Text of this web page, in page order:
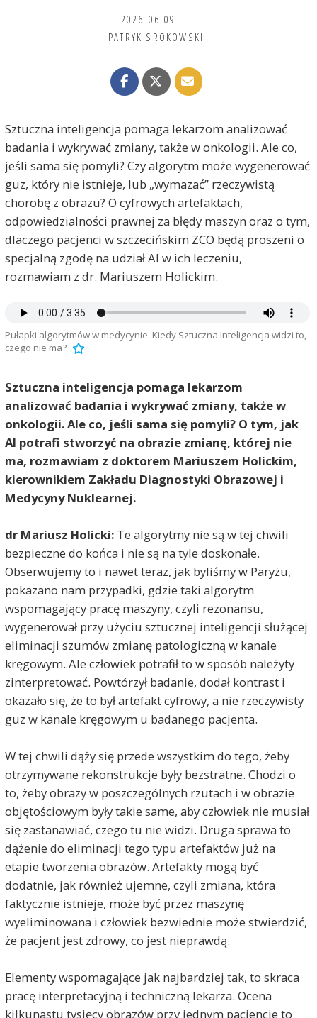
2026-06-09
PATRYK SROKOWSKI
Sztuczna inteligencja pomaga lekarzom analizować
badania i wykrywać zmiany, także w onkologii. Ale co,
jeśli sama się pomyli? Czy algorytm może wygenerować
guz, który nie istnieje, lub „wymazać” rzeczywistą
chorobę z obrazu? O cyfrowych artefaktach,
odpowiedzialności prawnej za błędy maszyn oraz o tym,
dlaczego pacjenci w szczecińskim ZCO będą proszeni o
specjalną zgodę na udział AI w ich leczeniu,
rozmawiam z dr. Mariuszem Holickim.
Pułapki algorytmów w medycynie. Kiedy Sztuczna Inteligencja widzi to,
czego nie ma?
Sztuczna inteligencja pomaga lekarzom
analizować badania i wykrywać zmiany, także w
onkologii. Ale co, jeśli sama się pomyli? O tym, jak
AI potrafi stworzyć na obrazie zmianę, której nie
ma, rozmawiam z doktorem Mariuszem Holickim,
kierownikiem Zakładu Diagnostyki Obrazowej i
Medycyny Nuklearnej.
dr Mariusz Holicki:Te algorytmy nie są w tej chwili
bezpieczne do końca i nie są na tyle doskonałe.
Obserwujemy to i nawet teraz, jak byliśmy w Paryżu,
pokazano nam przypadki, gdzie taki algorytm
wspomagający pracę maszyny, czyli rezonansu,
wygenerował przy użyciu sztucznej inteligencji służącej
eliminacji szumów zmianę patologiczną w kanale
kręgowym. Ale człowiek potrafił to w sposób należyty
zinterpretować. Powtórzył badanie, dodał kontrast i
okazało się, że to był artefakt cyfrowy, a nie rzeczywisty
guz w kanale kręgowym u badanego pacjenta.
W tej chwili dąży się przede wszystkim do tego, żeby
otrzymywane rekonstrukcje były bezstratne. Chodzi o
to, żeby obrazy w poszczególnych rzutach i w obrazie
objętościowym były takie same, aby człowiek nie musiał
się zastanawiać, czego tu nie widzi. Druga sprawa to
dążenie do eliminacji tego typu artefaktów już na
etapie tworzenia obrazów. Artefakty mogą być
dodatnie, jak również ujemne, czyli zmiana, która
faktycznie istnieje, może być przez maszynę
wyeliminowana i człowiek bezwiednie może stwierdzić,
że pacjent jest zdrowy, co jest nieprawdą.
Elementy wspomagające jak najbardziej tak, to skraca
pracę interpretacyjną i techniczną lekarza. Ocena
kilkunastu tysięcy obrazów przy jednym pacjencie to